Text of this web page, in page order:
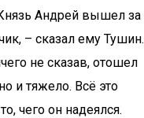
Андрей вышел за
– сказал ему Тушин.
не сказав, отошел
и тяжело. Всё это
чего он надеялся.